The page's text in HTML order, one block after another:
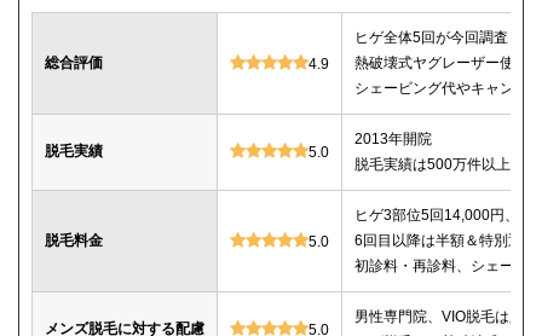
総合評価 4.9
ヒゲ全体5回が今回調査し
熱破壊式ヤグレーザー使用
シェービング代やキャンセ
脱毛実績 5.0
2013年開院
脱毛実績は500万件以上
脱毛料金 5.0
ヒゲ3部位5回14,000円、ヒ
6回目以降は半額＆特別返
初診料・再診料、シェービ
メンズ脱毛に対する配慮 5.0
男性専門院、VIO脱毛は必